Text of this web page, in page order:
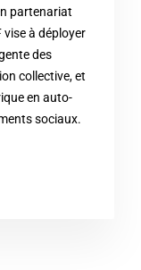
partenariat
vise à déployer
des
collective, et
en auto-
sociaux.